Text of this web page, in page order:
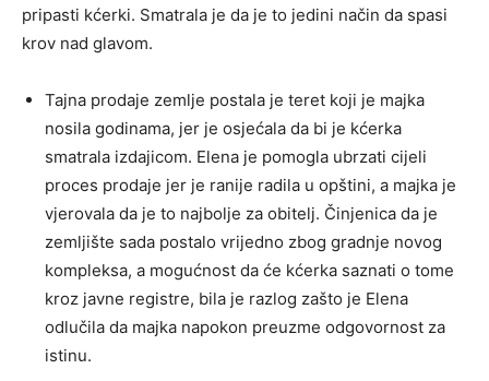
pripasti kćerki. Smatrala je da je to jedini način da spasi
krov nad glavom.
Tajna prodaje zemlje postala je teret koji je majka
nosila godinama, jer je osjećala da bi je kćerka
smatrala izdajicom. Elena je pomogla ubrzati cijeli
proces prodaje jer je ranije radila u opštini, a majka je
vjerovala da je to najbolje za obitelj. Činjenica da je
zemljište sada postalo vrijedno zbog gradnje novog
kompleksa, a mogućnost da će kćerka saznati o tome
kroz javne registre, bila je razlog zašto je Elena
odlučila da majka napokon preuzme odgovornost za
istinu.